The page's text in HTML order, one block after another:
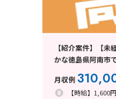
【紹介案件】【
かな徳島県阿南市
月収例
【時給】1,600